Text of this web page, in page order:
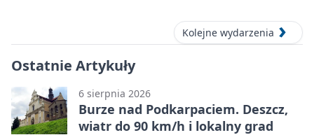
Kolejne wydarzenia
Ostatnie Artykuły
6 sierpnia 2026
Burze nad Podkarpaciem. Deszcz,
wiatr do 90 km/h i lokalny grad